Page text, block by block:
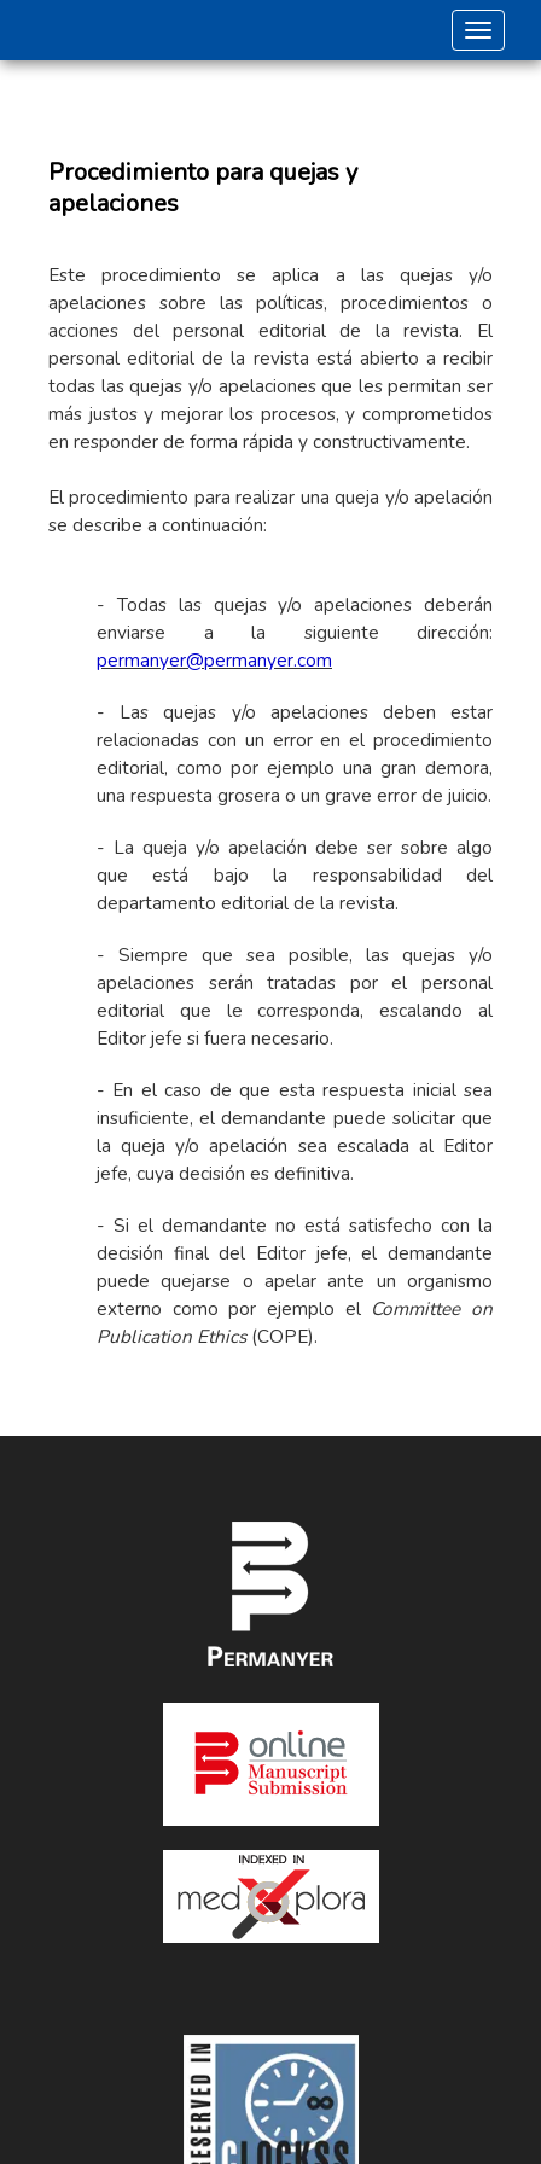
Toggle
Procedimiento para quejas y
apelaciones
Este procedimiento se aplica a las quejas y/o
apelaciones sobre las políticas, procedimientos o
acciones del personal editorial de la revista. El
personal editorial de la revista está abierto a recibir
todas las quejas y/o apelaciones que les permitan ser
más justos y mejorar los procesos, y comprometidos
en responder de forma rápida y constructivamente.
El procedimiento para realizar una queja y/o apelación
se describe a continuación:
- Todas las quejas y/o apelaciones deberán
enviarse a la siguiente dirección:
permanyer@permanyer.com
- Las quejas y/o apelaciones deben estar
relacionadas con un error en el procedimiento
editorial, como por ejemplo una gran demora,
una respuesta grosera o un grave error de juicio.
- La queja y/o apelación debe ser sobre algo
que está bajo la responsabilidad del
departamento editorial de la revista.
- Siempre que sea posible, las quejas y/o
apelaciones serán tratadas por el personal
editorial que le corresponda, escalando al
Editor jefe si fuera necesario.
- En el caso de que esta respuesta inicial sea
insuficiente, el demandante puede solicitar que
la queja y/o apelación sea escalada al Editor
jefe, cuya decisión es definitiva.
- Si el demandante no está satisfecho con la
decisión final del Editor jefe, el demandante
puede quejarse o apelar ante un organismo
externo como por ejemplo el Committee on
Publication Ethics(COPE).